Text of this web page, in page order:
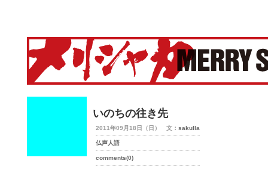
いのちの往き先
2011年09月18日（日） 文： sakulla
仏声人語
comments(0)